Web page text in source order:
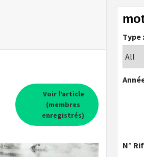
Voir l’article
(membres
enregistrés)
Type :
N°